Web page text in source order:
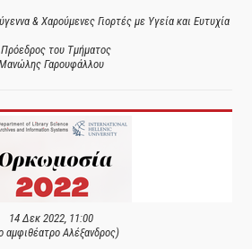
& Χαρούμενες Γιορτές με Υγεία και Ευτυχία
του Τμήματος
Γαρουφάλλου
14 Δεκ 2022, 11:00
αμφιθέατρο Αλέξανδρος)